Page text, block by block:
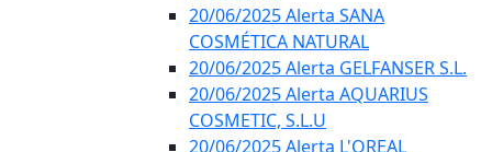
20/06/2025 Alerta SANA
COSMÉTICA NATURAL
20/06/2025 Alerta GELFANSER S.L.
20/06/2025 Alerta AQUARIUS
COSMETIC, S.L.U
20/06/2025 Alerta L'OREAL